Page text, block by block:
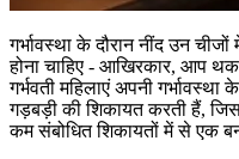
गर्भावस्था के दौरान नींद उन
होना चाहिए - आखिरकार, आप
गर्भवती महिलाएं अपनी
गड़बड़ी की शिकायत करती हैं,
कम संबोधित शिकायतों में से एक